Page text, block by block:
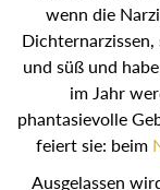
wenn die
und süß und
im Jahr
Ausseerland